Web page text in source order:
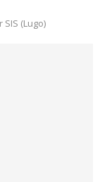
(Lugo)